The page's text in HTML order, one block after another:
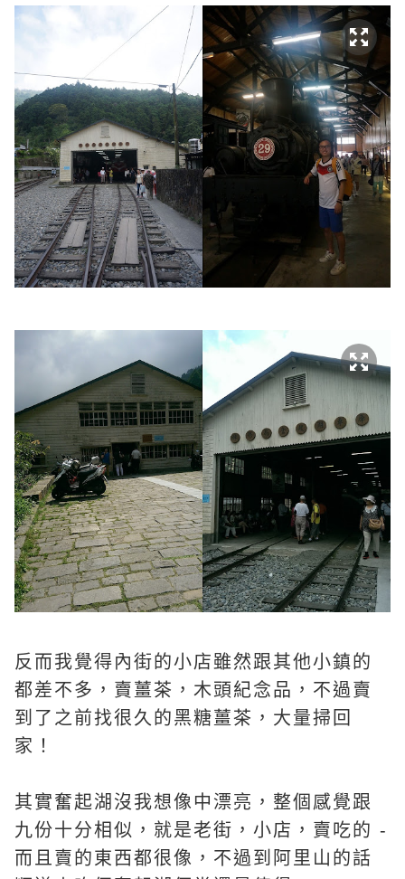
反而我覺得內街的小店雖然跟其他小鎮的
都差不多，賣薑茶，木頭紀念品，不過賣
到了之前找很久的黑糖薑茶，大量掃回
家！
其實奮起湖沒我想像中漂亮，整個感覺跟
九份十分相似，就是老街，小店，賣吃的 -
而且賣的東西都很像，不過到阿里山的話